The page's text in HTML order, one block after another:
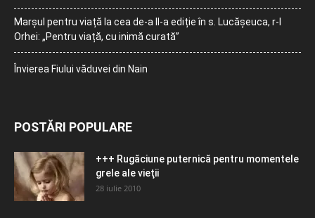
Marșul pentru viață la cea de-a II-a ediție în s. Lucășeuca, r-l
Orhei: „Pentru viață, cu inimă curată”
Învierea Fiului văduvei din Nain
POSTĂRI POPULARE
+++ Rugăciune puternică pentru momentele
grele ale vieţii
28 iulie 2010